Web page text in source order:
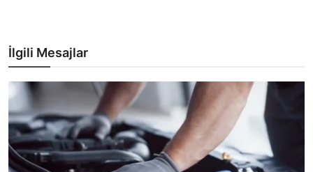
İlgili Mesajlar